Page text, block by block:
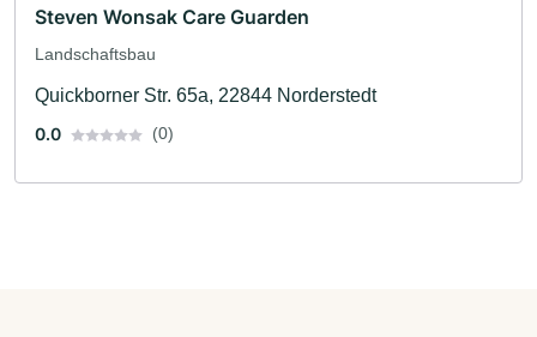
Steven Wonsak Care Guarden
Landschaftsbau
Quickborner Str. 65a, 22844 Norderstedt
0.0
(0)